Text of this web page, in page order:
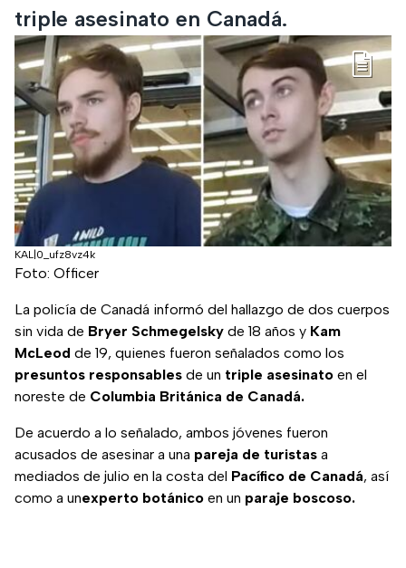
triple asesinato en Canadá.
KAL|0_ufz8vz4k
Foto: Officer
La policía de Canadá informó del hallazgo de dos cuerpos
sin vida de Bryer Schmegelsky de 18 años y Kam
McLeod de 19, quienes fueron señalados como los
presuntos responsables de un triple asesinato en el
noreste de Columbia Británica de Canadá.
De acuerdo a lo señalado, ambos jóvenes fueron
acusados de asesinar a una pareja de turistas a
mediados de julio en la costa del Pacífico de Canadá, así
como a unexperto botánico en un paraje boscoso.